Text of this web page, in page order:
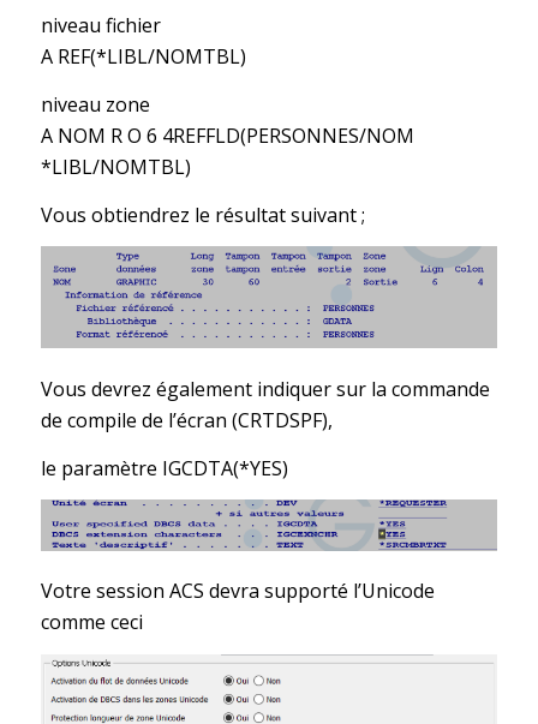
niveau fichier
A REF(*LIBL/NOMTBL)
niveau zone
A NOM R O 6 4REFFLD(PERSONNES/NOM
*LIBL/NOMTBL)
Vous obtiendrez le résultat suivant ;
Vous devrez également indiquer sur la commande
de compile de l’écran (CRTDSPF),
le paramètre IGCDTA(*YES)
Votre session ACS devra supporté l’Unicode
comme ceci